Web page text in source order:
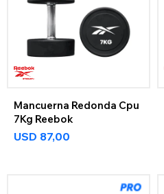
Mancuerna Redonda Cpu
7Kg Reebok
USD 87,00